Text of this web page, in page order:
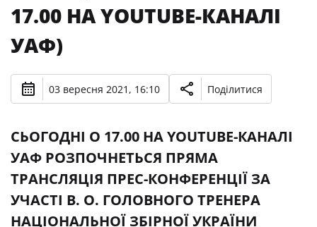
17.00 НА YOUTUBE-КАНАЛІ
УАФ)
03 вересня 2021, 16:10 Поділитися
СЬОГОДНІ О 17.00 НА YOUTUBE-КАНАЛІ
УАФ РОЗПОЧНЕТЬСЯ ПРЯМА
ТРАНСЛЯЦІЯ ПРЕС-КОНФЕРЕНЦІЇ ЗА
УЧАСТІ В. О. ГОЛОВНОГО ТРЕНЕРА
НАЦІОНАЛЬНОЇ ЗБІРНОЇ УКРАЇНИ